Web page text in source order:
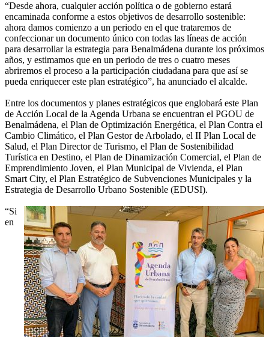
“Desde ahora, cualquier acción política o de gobierno estará
encaminada conforme a estos objetivos de desarrollo sostenible:
ahora damos comienzo a un periodo en el que trataremos de
confeccionar un documento único con todas las líneas de acción
para desarrollar la estrategia para Benalmádena durante los próximos
años, y estimamos que en un periodo de tres o cuatro meses
abriremos el proceso a la participación ciudadana para que así se
pueda enriquecer este plan estratégico”, ha anunciado el alcalde.
Entre los documentos y planes estratégicos que englobará este Plan
de Acción Local de la Agenda Urbana se encuentran el PGOU de
Benalmádena, el Plan de Optimización Energética, el Plan Contra el
Cambio Climático, el Plan Gestor de Arbolado, el II Plan Local de
Salud, el Plan Director de Turismo, el Plan de Sostenibilidad
Turística en Destino, el Plan de Dinamización Comercial, el Plan de
Emprendimiento Joven, el Plan Municipal de Vivienda, el Plan
Smart City, el Plan Estratégico de Subvenciones Municipales y la
Estrategia de Desarrollo Urbano Sostenible (EDUSI).
“Si
en